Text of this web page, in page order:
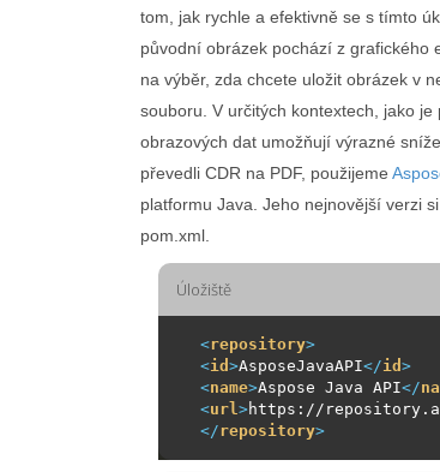
tom, jak rychle a efektivně se s tímto
původní obrázek pochází z grafického
na výběr, zda chcete uložit obrázek v
souboru. V určitých kontextech, jako
obrazových dat umožňují výrazné
převedli CDR na PDF, použijeme
platformu Java. Jeho nejnovější verzi
pom.xml.
Úložiště
<repository>
<id >AsposeJavaAPI</id >
<name>Aspose Java API</
<url>https://
</repository>